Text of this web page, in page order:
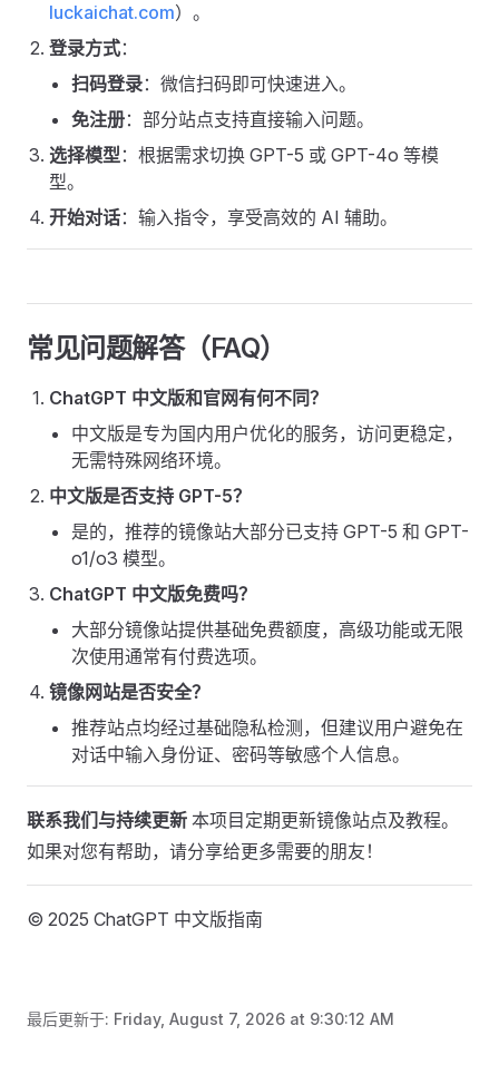
luckaichat.com）。
登录方式：
扫码登录：微信扫码即可快速进入。
免注册：部分站点支持直接输入问题。
选择模型：根据需求切换 GPT-5 或 GPT-4o 等模
型。
开始对话：输入指令，享受高效的 AI 辅助。
常见问题解答（FAQ）
ChatGPT 中文版和官网有何不同？
中文版是专为国内用户优化的服务，访问更稳定，
无需特殊网络环境。
中文版是否支持 GPT-5？
是的，推荐的镜像站大部分已支持 GPT-5 和 GPT-
o1/o3 模型。
ChatGPT 中文版免费吗？
大部分镜像站提供基础免费额度，高级功能或无限
次使用通常有付费选项。
镜像网站是否安全？
推荐站点均经过基础隐私检测，但建议用户避免在
对话中输入身份证、密码等敏感个人信息。
联系我们与持续更新 本项目定期更新镜像站点及教程。
如果对您有帮助，请分享给更多需要的朋友！
© 2025 ChatGPT 中文版指南
最后更新于: Friday, August 7, 2026 at 9:30:12 AM